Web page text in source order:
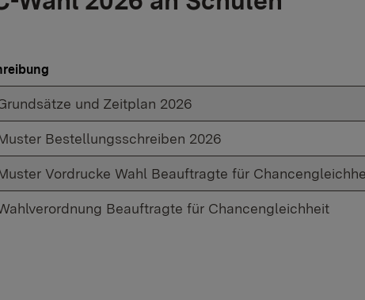
und Zeitplan 2026
Bestellungsschreiben 2026
Vordrucke Wahl Beauftragte für
Beauftragte für Chancengleichheit